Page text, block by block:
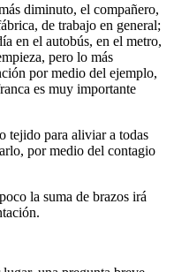
diminuto, el compañero,
de trabajo en general;
en el autobús, en el metro,
pero lo más
por medio del ejemplo,
es muy importante
tejido para aliviar a todas
por medio del contagio
la suma de brazos irá